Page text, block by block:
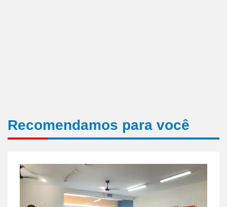
Recomendamos para você